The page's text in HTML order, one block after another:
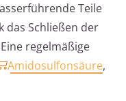
Teile
das Schließen der
regelmäßige
Amidosulfonsäure,